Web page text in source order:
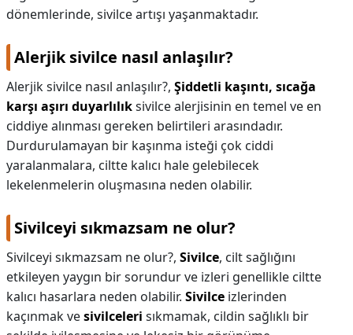
dönemlerinde, sivilce artışı yaşanmaktadır.
Alerjik sivilce nasıl anlaşılır?
Alerjik sivilce nasıl anlaşılır?, Şiddetli kaşıntı, sıcağa
karşı aşırı duyarlılıksivilce alerjisinin en temel ve en
ciddiye alınması gereken belirtileri arasındadır.
Durdurulamayan bir kaşınma isteği çok ciddi
yaralanmalara, ciltte kalıcı hale gelebilecek
lekelenmelerin oluşmasına neden olabilir.
Sivilceyi sıkmazsam ne olur?
Sivilceyi sıkmazsam ne olur?, Sivilce, cilt sağlığını
etkileyen yaygın bir sorundur ve izleri genellikle ciltte
kalıcı hasarlara neden olabilir. Sivilce izlerinden
kaçınmak vesivilceleri sıkmamak, cildin sağlıklı bir